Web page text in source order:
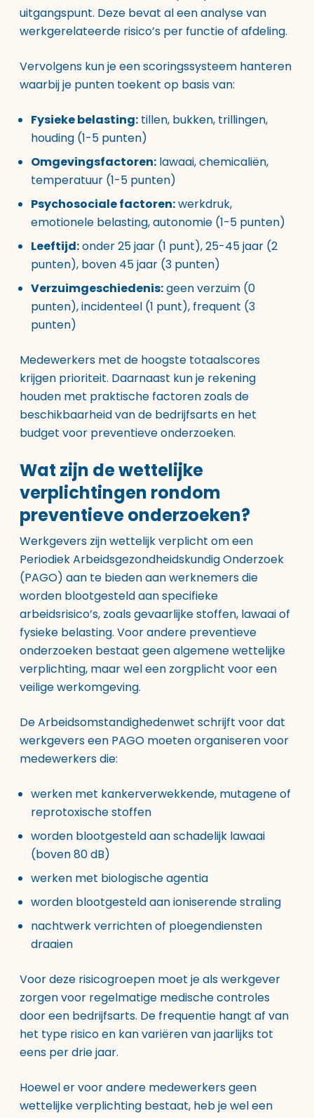
uitgangspunt. Deze bevat al een analyse van
werkgerelateerde risico’s per functie of afdeling.
Vervolgens kun je een scoringssysteem hanteren
waarbij je punten toekent op basis van:
Fysieke belasting: tillen, bukken, trillingen,
houding (1-5 punten)
Omgevingsfactoren: lawaai, chemicaliën,
temperatuur (1-5 punten)
Psychosociale factoren:werkdruk,
emotionele belasting, autonomie (1-5 punten)
Leeftijd:onder 25 jaar (1 punt), 25-45 jaar (2
punten), boven 45 jaar (3 punten)
Verzuimgeschiedenis:geen verzuim (0
punten), incidenteel (1 punt), frequent (3
punten)
Medewerkers met de hoogste totaalscores
krijgen prioriteit. Daarnaast kun je rekening
houden met praktische factoren zoals de
beschikbaarheid van de bedrijfsarts en het
budget voor preventieve onderzoeken.
Wat zijn de wettelijke
verplichtingen rondom
preventieve onderzoeken?
Werkgevers zijn wettelijk verplicht om een
Periodiek Arbeidsgezondheidskundig Onderzoek
(PAGO) aan te bieden aan werknemers die
worden blootgesteld aan specifieke
arbeidsrisico’s, zoals gevaarlijke stoffen, lawaai of
fysieke belasting. Voor andere preventieve
onderzoeken bestaat geen algemene wettelijke
verplichting, maar wel een zorgplicht voor een
veilige werkomgeving.
De Arbeidsomstandighedenwet schrijft voor dat
werkgevers een PAGO moeten organiseren voor
medewerkers die:
werken met kankerverwekkende, mutagene of
reprotoxische stoffen
worden blootgesteld aan schadelijk lawaai
(boven 80 dB)
werken met biologische agentia
worden blootgesteld aan ioniserende straling
nachtwerk verrichten of ploegendiensten
draaien
Voor deze risicogroepen moet je als werkgever
zorgen voor regelmatige medische controles
door een bedrijfsarts. De frequentie hangt af van
het type risico en kan variëren van jaarlijks tot
eens per drie jaar.
Hoewel er voor andere medewerkers geen
wettelijke verplichting bestaat, heb je wel een